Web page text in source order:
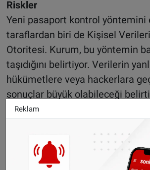
Riskler
Yeni pasaport kontrol yöntemini
taraflardan biri de Kişisel
Otoritesi. Kurum, bu yöntemin
taşıdığını belirtiyor. Verilerin
hükümetlere veya hackerlara
sonuçlar büyük olabileceği
“Özellikle yüz tanıma oldukça
gerekirse, bir şüpheliye
aniden seçilebilirsiniz." yorumunu
Reklam